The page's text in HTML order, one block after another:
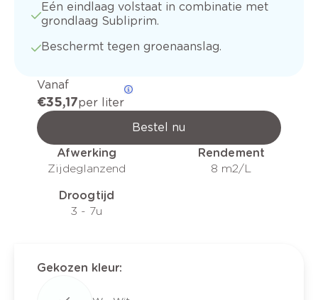
Eén eindlaag volstaat in combinatie met
grondlaag Subliprim.
Beschermt tegen groenaanslag.
Vanaf
€ 35,17per liter
Bestel nu
Afwerking
Zijdeglanzend
Rendement
8 m2/L
Droogtijd
3 - 7u
Gekozen kleur: